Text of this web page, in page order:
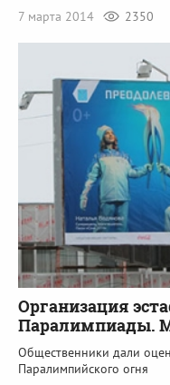
7 марта 2014
2350
Организация
Паралимпиады.
Общественники дали
Паралимпийского огня